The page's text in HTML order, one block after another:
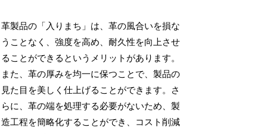
革製品の「入りまち」は、革の風合いを損な
うことなく、強度を高め、耐久性を向上させ
ることができるというメリットがあります。
また、革の厚みを均一に保つことで、製品の
見た目を美しく仕上げることができます。さ
らに、革の端を処理する必要がないため、製
造工程を簡略化することができ、コスト削減